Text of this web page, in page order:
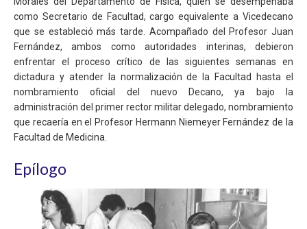
como Secretario de Facultad, cargo equivalente a Vicedecano
que se estableció más tarde. Acompañado del Profesor Juan
Fernández, ambos como autoridades interinas, debieron
enfrentar el proceso crítico de las siguientes semanas en
dictadura y atender la normalización de la Facultad hasta el
nombramiento oficial del nuevo Decano, ya bajo la
administración del primer rector militar delegado, nombramiento
que recaería en el Profesor Hermann Niemeyer Fernández de la
Facultad de Medicina.
Epílogo